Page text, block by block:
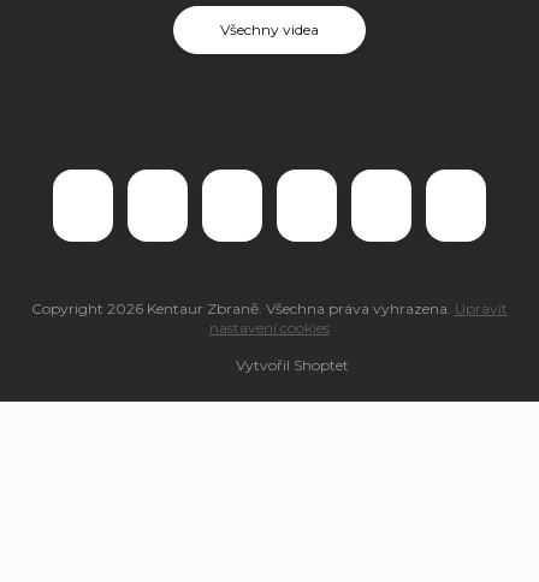
Všechny videa
Vytvořil Shoptet
Copyright 2026 Kentaur Zbraně. Všechna práva vyhrazena. Upravit
nastavení cookies